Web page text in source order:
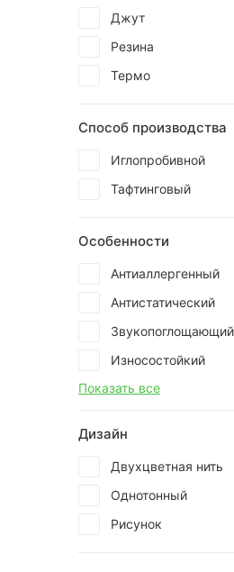
Джут
Резина
Термо
Способ производства
Иглопробивной
Тафтинговый
Особенности
Антиаллергенный
Антистатический
Звукопоглощающий
Износостойкий
Показать все
Дизайн
Двухцветная нить
Однотонный
Рисунок